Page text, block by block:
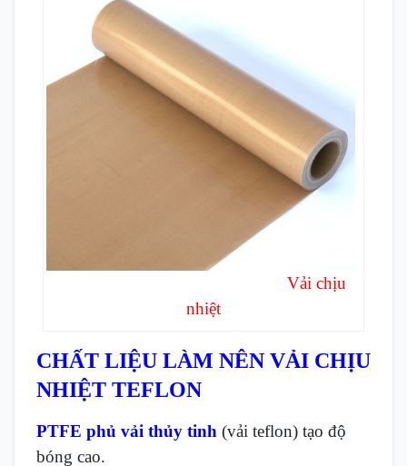
Vải chịu
nhiệt
CHẤT LIỆU LÀM NÊN VẢI CHỊU
NHIỆT TEFLON
PTFE phủ vải thủy tinh (vải teflon) tạo độ
bóng cao.